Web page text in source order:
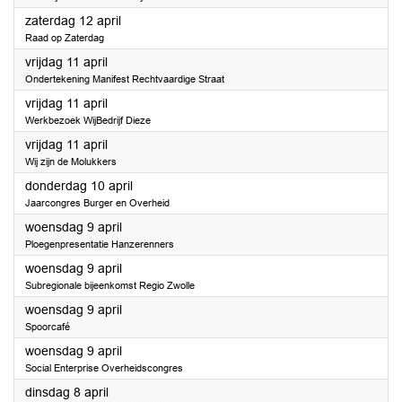
zaterdag 12 april2025
Raad op Zaterdag
vrijdag 11 april2025
Ondertekening Manifest Rechtvaardige Straat
vrijdag 11 april2025
Werkbezoek WijBedrijf Dieze
vrijdag 11 april2025
Wij zijn de Molukkers
donderdag 10 april2025
Jaarcongres Burger en Overheid
woensdag 9 april2025
Ploegenpresentatie Hanzerenners
woensdag 9 april2025
Subregionale bijeenkomst Regio Zwolle
woensdag 9 april2025
Spoorcafé
woensdag 9 april2025
Social Enterprise Overheidscongres
dinsdag 8 april2025